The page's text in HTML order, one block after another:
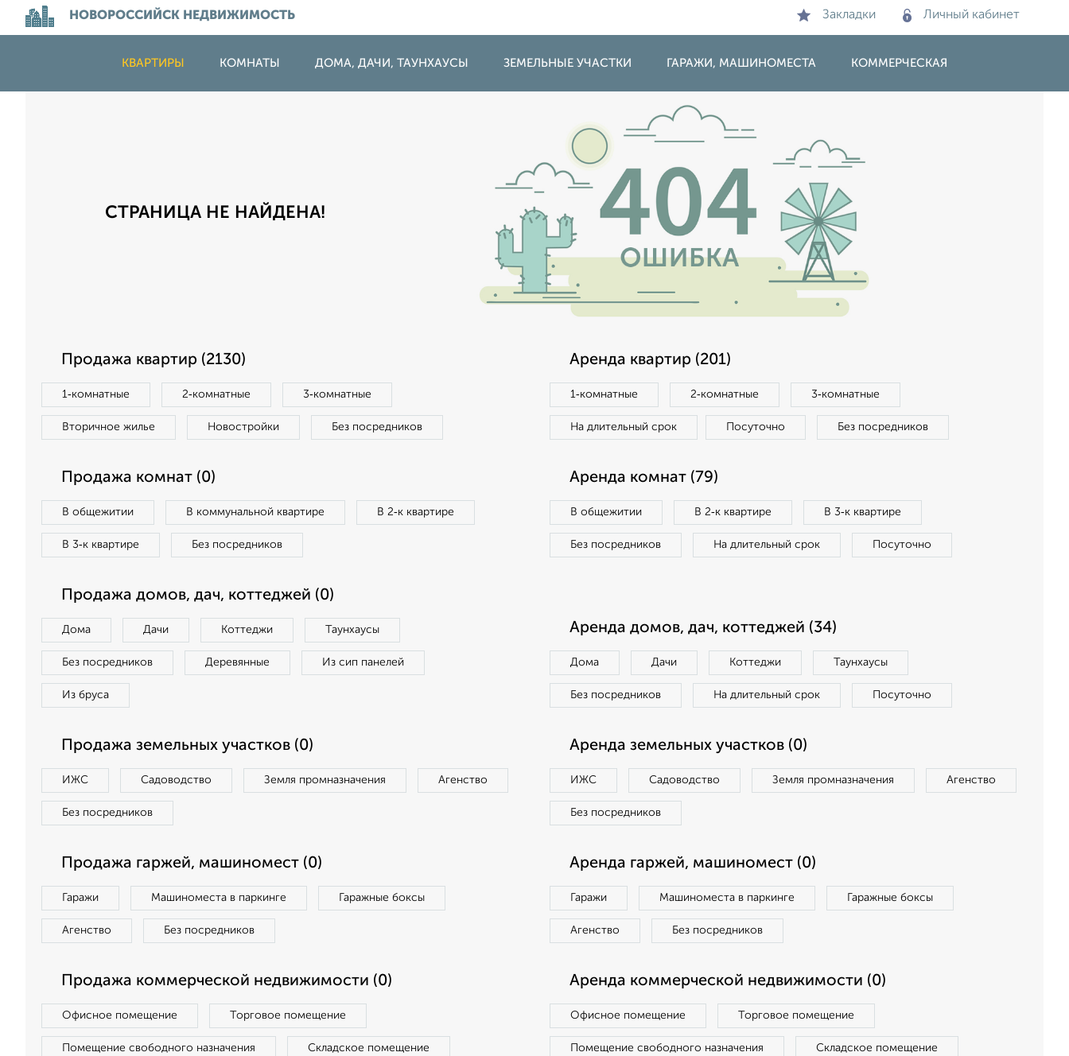
НОВОРОССИЙСК НЕДВИЖИМОСТЬ Закладки Личный кабинет
КВАРТИРЫ КОМНАТЫ ДОМА, ДАЧИ, ТАУНХАУСЫ ЗЕМЕЛЬНЫЕ УЧАСТКИ ГАРАЖИ, МАШИНОМЕСТА КОММЕРЧЕСКАЯ
СТРАНИЦА НЕ НАЙДЕНА!
Продажа квартир (2130)
1‑комнатные 2‑комнатные 3‑комнатные
Вторичное жилье Новостройки Без посредников
Аренда квартир (201)
1‑комнатные 2‑комнатные 3‑комнатные
На длительный срок Посуточно Без посредников
Продажа комнат (0)
В общежитии В коммунальной квартире В 2‑к квартире
В 3‑к квартире Без посредников
Аренда комнат (79)
В общежитии В 2‑к квартире В 3‑к квартире
Без посредников На длительный срок Посуточно
Продажа домов, дач, коттеджей (0)
Дома Дачи Коттеджи Таунхаусы
Без посредников Деревянные Из сип панелей
Из бруса
Аренда домов, дач, коттеджей (34)
Дома Дачи Коттеджи Таунхаусы
Без посредников На длительный срок Посуточно
Продажа земельных участков (0)
ИЖС Садоводство Земля промназначения Агенство
Без посредников
Аренда земельных участков (0)
ИЖС Садоводство Земля промназначения Агенство
Без посредников
Продажа гаржей, машиномест (0)
Гаражи Машиноместа в паркинге Гаражные боксы
Агенство Без посредников
Аренда гаржей, машиномест (0)
Гаражи Машиноместа в паркинге Гаражные боксы
Агенство Без посредников
Продажа коммерческой недвижимости (0)
Офисное помещение Торговое помещение
Помещение свободного назначения Складское помещение
Аренда коммерческой недвижимости (0)
Офисное помещение Торговое помещение
Помещение свободного назначения Складское помещение